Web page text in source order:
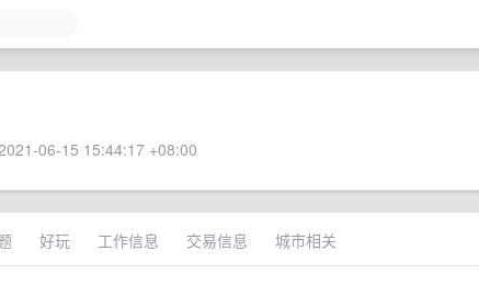
06-15 15:44:17 +08:00
好玩 工作信息 交易信息 城市相关